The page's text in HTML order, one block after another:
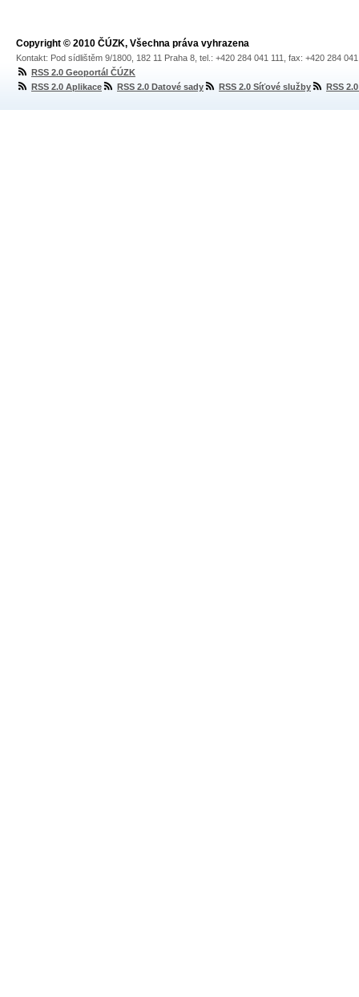
Copyright © 2010 ČÚZK, Všechna práva vyhrazena
Kontakt: Pod sídlištěm 9/1800, 182 11 Praha 8, tel.: +420 284 041 111, fax: +420 284
RSS 2.0 Geoportál ČÚZK
RSS 2.0 Aplikace
RSS 2.0 Datové sady RSS 2.0 Síťové služby RSS